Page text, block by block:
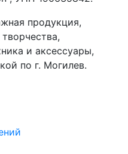
продукция,
и аксессуары,
по г. Могилев.